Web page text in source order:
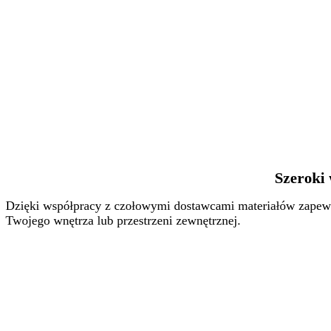
Szeroki
Dzięki współpracy z czołowymi dostawcami materiałów
Twojego wnętrza lub przestrzeni zewnętrznej.